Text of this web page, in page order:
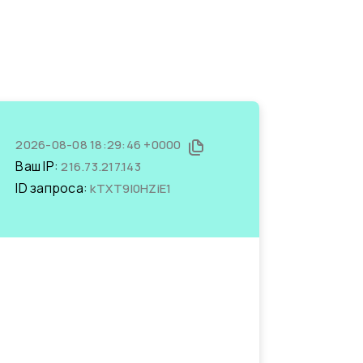
2026-08-08 18:29:46 +0000
Ваш IP:216.73.217.143
ID запроса:kTXT9l0HZiE1